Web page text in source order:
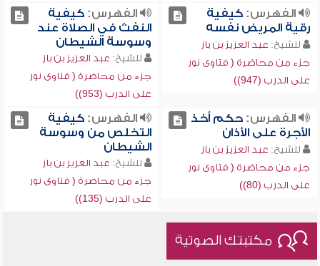
الفهرس:كيفية
رقية المريض نفسه
للشيخ: عبد العزيز بن باز
جزء من محاضرة ( فتاوى نور
على الدرب (947))
الفهرس:كيفية
النفث في الصلاة عند
وسوسة الشيطان
للشيخ: عبد العزيز بن باز
جزء من محاضرة ( فتاوى نور
على الدرب (953))
الفهرس:حكم أخذ
الأجرة على الأذان
للشيخ: عبد العزيز بن باز
جزء من محاضرة ( فتاوى نور
على الدرب (80))
الفهرس:كيفية
التخلص من وسوسة
الشيطان
للشيخ: عبد العزيز بن باز
جزء من محاضرة ( فتاوى نور
على الدرب (135))
مكتبتك الصوتية